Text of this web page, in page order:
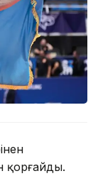
қорғайды.